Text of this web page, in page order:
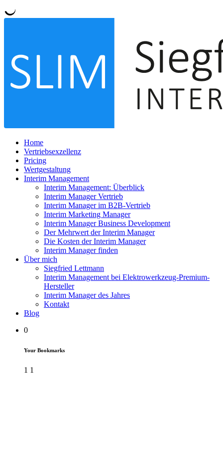
Home
Vertriebsexzellenz
Pricing
Wertgestaltung
Interim Management
Interim Management: Überblick
Interim Manager Vertrieb
Interim Manager im B2B-Vertrieb
Interim Marketing Manager
Interim Manager Business Development
Der Mehrwert der Interim Manager
Die Kosten der Interim Manager
Interim Manager finden
Über mich
Siegfried Lettmann
Interim Management bei Elektrowerkzeug-Premium-
Hersteller
Interim Manager des Jahres
Kontakt
Blog
0
Your Bookmarks
1 1